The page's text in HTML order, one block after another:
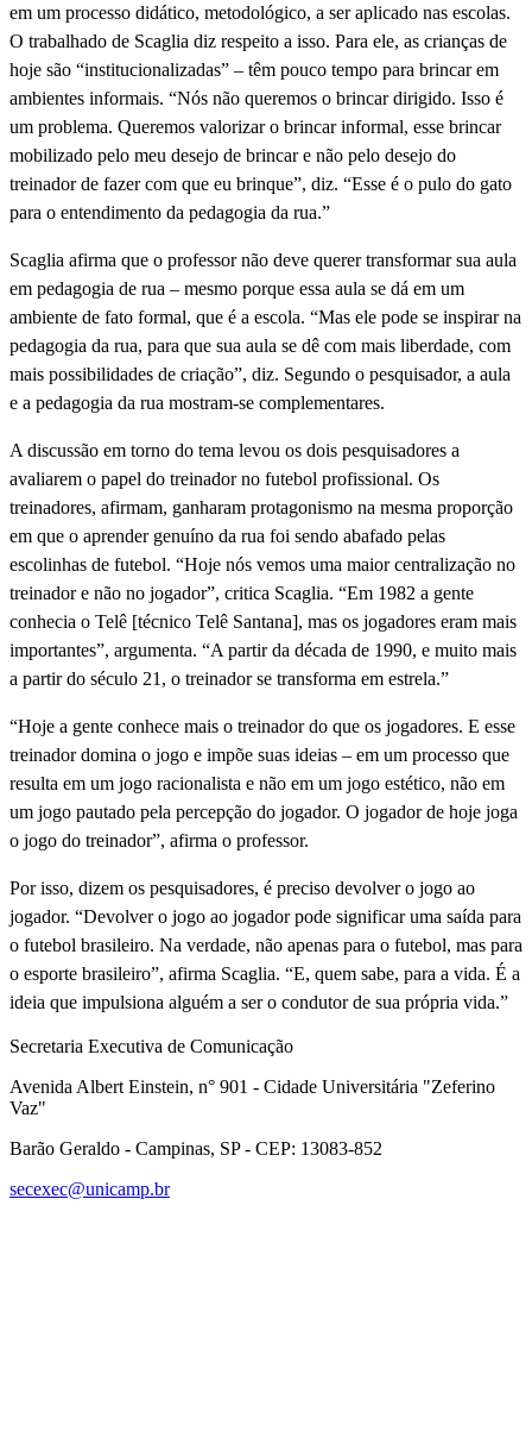
em um processo didático, metodológico, a ser aplicado nas escolas.
O trabalhado de Scaglia diz respeito a isso. Para ele, as crianças de
hoje são “institucionalizadas” – têm pouco tempo para brincar em
ambientes informais. “Nós não queremos o brincar dirigido. Isso é
um problema. Queremos valorizar o brincar informal, esse brincar
mobilizado pelo meu desejo de brincar e não pelo desejo do
treinador de fazer com que eu brinque”, diz. “Esse é o pulo do gato
para o entendimento da pedagogia da rua.”
Scaglia afirma que o professor não deve querer transformar sua aula
em pedagogia de rua – mesmo porque essa aula se dá em um
ambiente de fato formal, que é a escola. “Mas ele pode se inspirar na
pedagogia da rua, para que sua aula se dê com mais liberdade, com
mais possibilidades de criação”, diz. Segundo o pesquisador, a aula
e a pedagogia da rua mostram-se complementares.
A discussão em torno do tema levou os dois pesquisadores a
avaliarem o papel do treinador no futebol profissional. Os
treinadores, afirmam, ganharam protagonismo na mesma proporção
em que o aprender genuíno da rua foi sendo abafado pelas
escolinhas de futebol. “Hoje nós vemos uma maior centralização no
treinador e não no jogador”, critica Scaglia. “Em 1982 a gente
conhecia o Telê [técnico Telê Santana], mas os jogadores eram mais
importantes”, argumenta. “A partir da década de 1990, e muito mais
a partir do século 21, o treinador se transforma em estrela.”
“Hoje a gente conhece mais o treinador do que os jogadores. E esse
treinador domina o jogo e impõe suas ideias – em um processo que
resulta em um jogo racionalista e não em um jogo estético, não em
um jogo pautado pela percepção do jogador. O jogador de hoje joga
o jogo do treinador”, afirma o professor.
Por isso, dizem os pesquisadores, é preciso devolver o jogo ao
jogador. “Devolver o jogo ao jogador pode significar uma saída para
o futebol brasileiro. Na verdade, não apenas para o futebol, mas para
o esporte brasileiro”, afirma Scaglia. “E, quem sabe, para a vida. É a
ideia que impulsiona alguém a ser o condutor de sua própria vida.”
Secretaria Executiva de Comunicação
Avenida Albert Einstein, n° 901 - Cidade Universitária "Zeferino
Vaz"
Barão Geraldo - Campinas, SP - CEP: 13083-852
secexec@unicamp.br